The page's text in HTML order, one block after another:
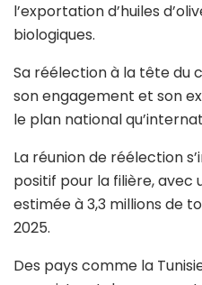
l’exportation d’huiles
biologiques.
Sa réélection à la tête
son engagement et son
le plan national
La réunion de réélection
positif pour la filière,
estimée à 3,3 millions de
2025.
Des pays comme la